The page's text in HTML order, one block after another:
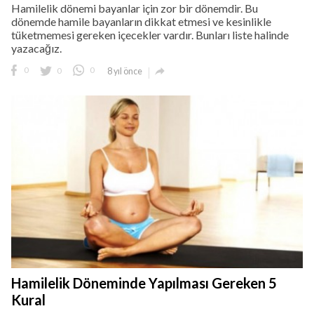
Hamilelik dönemi bayanlar için zor bir dönemdir. Bu
dönemde hamile bayanların dikkat etmesi ve kesinlikle
tüketmemesi gereken içecekler vardır. Bunları liste halinde
yazacağız.
0 0 0 8 yıl önce 
Hamilelik Döneminde Yapılması Gereken 5
Kural